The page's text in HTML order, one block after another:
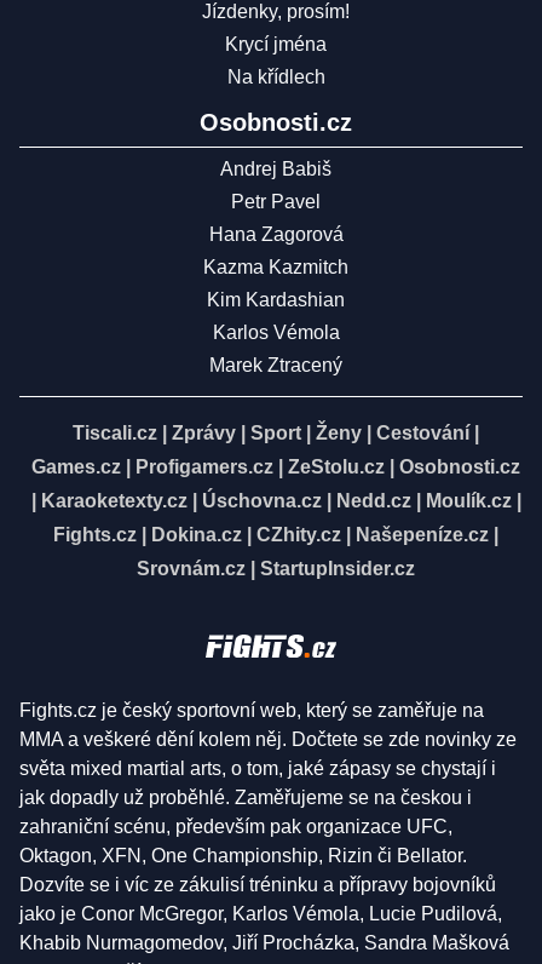
Jízdenky, prosím!
Krycí jména
Na křídlech
Osobnosti.cz
Andrej Babiš
Petr Pavel
Hana Zagorová
Kazma Kazmitch
Kim Kardashian
Karlos Vémola
Marek Ztracený
Tiscali.cz Zprávy Sport Ženy Cestování
Games.cz
Profigamers.cz ZeStolu.cz
Osobnosti.cz
Karaoketexty.cz| Úschovna.cz| Nedd.cz| Moulík.cz|
Fights.cz
Dokina.cz CZhity.cz Našepeníze.cz
Srovnám.cz
StartupInsider.cz
Fights.cz je český sportovní web, který se zaměřuje na
MMA a veškeré dění kolem něj. Dočtete se zde novinky ze
světa mixed martial arts, o tom, jaké zápasy se chystají i
jak dopadly už proběhlé. Zaměřujeme se na českou i
zahraniční scénu, především pak organizace UFC,
Oktagon, XFN, One Championship, Rizin či Bellator.
Dozvíte se i víc ze zákulisí tréninku a přípravy bojovníků
jako je Conor McGregor, Karlos Vémola, Lucie Pudilová,
Khabib Nurmagomedov, Jiří Procházka, Sandra Mašková